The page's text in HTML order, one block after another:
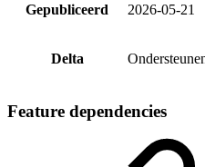
Gepubliceerd 2026-05-21
Delta
Feature dependencies